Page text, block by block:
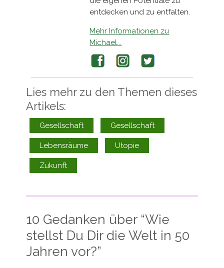
entdecken und zu entfalten.
Mehr Informationen zu
Michael...
Facebook Instagram
Lies mehr zu den Themen dieses
Artikels:
Gesellschaft Gesellschaft
Lebensräume Utopie
Zukunft
10 Gedanken über “Wie
stellst Du Dir die Welt in 50
Jahren vor?”